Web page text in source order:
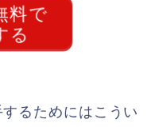
料で
る
るためにはこうい